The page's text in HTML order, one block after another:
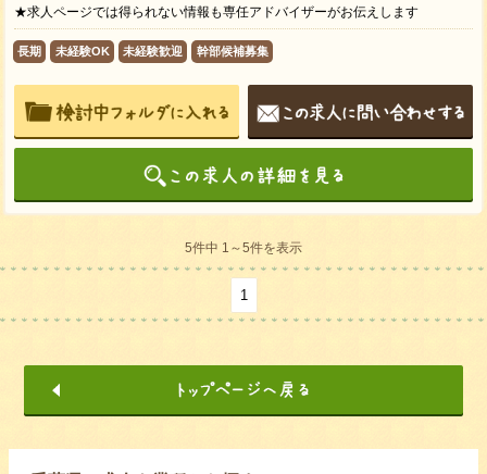
★求人ページでは得られない情報も専任アドバイザーがお伝えします
長期 未経験OK 未経験歓迎 幹部候補募集
5件中 1～5件を表示
1